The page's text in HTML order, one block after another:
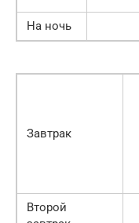
На ночь
Завтрак
Второй